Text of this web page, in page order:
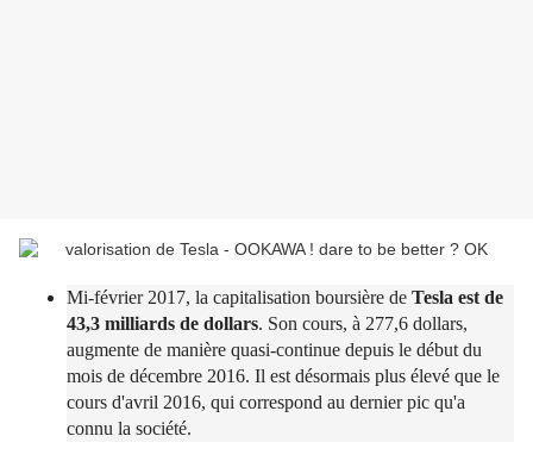
Mi-février 2017, la capitalisation boursière de Tesla est de
43,3 milliards de dollars. Son cours, à 277,6 dollars,
augmente de manière quasi-continue depuis le début du
mois de décembre 2016. Il est désormais plus élevé que le
cours d'avril 2016, qui correspond au dernier pic qu'a
connu la société.